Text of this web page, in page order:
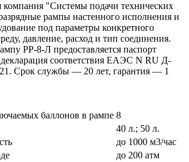
компания "Системы подачи технических
рампы настенного исполнения и
под параметры конкретного
давление, расход и тип соединения.
РР-8-Л предоставляется паспорт
соответствия ЕАЭС N RU Д-
Срок службы — 20 лет, гарантия — 1
баллонов в рампе 8
40 л.; 50 л.
до 1000 м3/час
до 200 атм